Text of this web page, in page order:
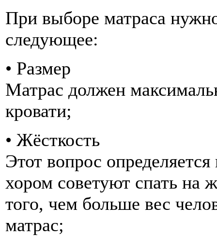
При выборе матраса
следующее:
• Размер
Матрас должен
кровати;
• Жёсткость
Этот вопрос
хором советуют спать на
того, чем больше вес
матрас;